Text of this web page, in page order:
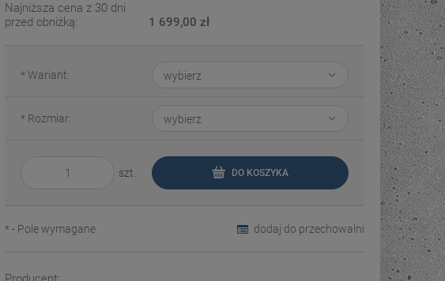
Najniższa cena z 30 dni
przed obniżką:
1 699,00 zł
*Wariant:
* Rozmiar:
szt. DO KOSZYKA
dodaj do przechowalni
*- Pole wymagane